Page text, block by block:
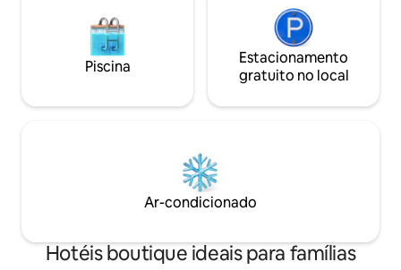
café da manhã continental diário
gratuito e espaços de coworking
compartilhados equipados com todos os
itens essenciais necessários para a
ao Clubhouse inclui fitness center de
sauna, bem como uma sala de
massagem. As ofertas de comodidades
podem mudar devido à pandemia de
Piscina
Estacionamento
gratuito no local
Ar-condicionado
Hotéis boutique ideais para famílias